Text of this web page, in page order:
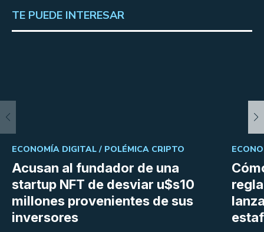
TE PUEDE INTERESAR
Acusan al fundador de una
startup NFT de desviar u$s10
millones provenientes de sus
inversores
ECONOMÍA DIGITAL / POLÉMICA CRIPTO